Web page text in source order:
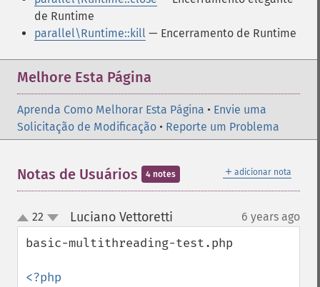
de Runtime
parallel\Runtime::kill — Encerramento de Runtime
Melhore Esta Página
Aprenda Como Melhorar Esta Página • Envie uma
Solicitação de Modificação • Reporte um Problema
＋ adicionar nota
Notas de Usuários 4 notes
up
down
22 Luciano Vettoretti 6 years ago
basic-multithreading-test.php